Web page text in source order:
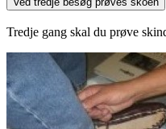
Tredje gang skal du prøve